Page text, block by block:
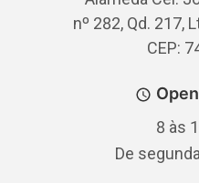
nº 282, Qd. 217,
CEP:
8 às
De